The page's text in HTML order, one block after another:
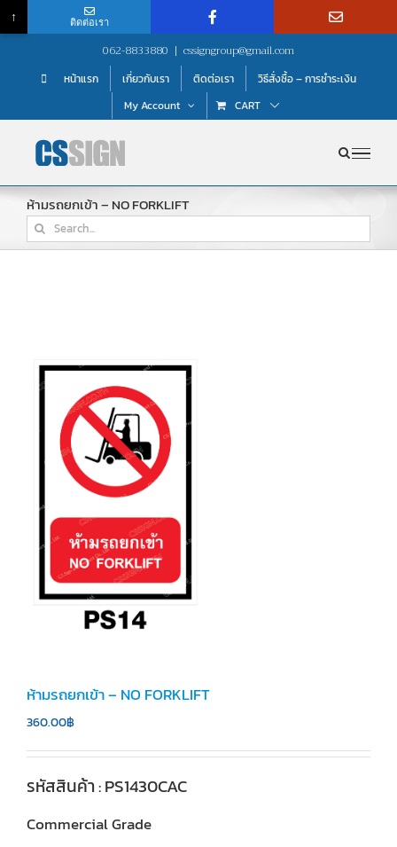
content
062-8833880 | cssigngroup@gmail.com
หน้าแรก เกี่ยวกับเรา ติดต่อเรา
วิธีสั่งซื้อ – การชำระเงิน
My Account
CART
ห้ามรถยกเข้า – NO FORKLIFT
Search
for:
ห้ามรถยกเข้า – NO FORKLIFT
360.00฿
รหัสสินค้า : PS1430CAC
Commercial Grade
↑ ติดต่อเรา